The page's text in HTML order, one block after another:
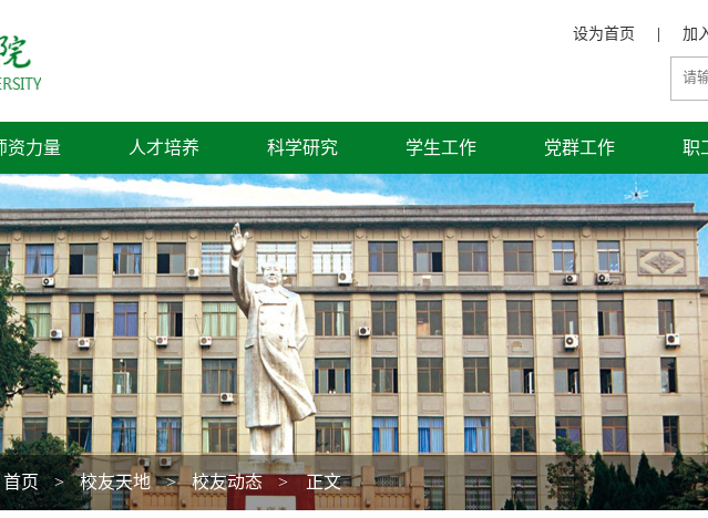
加
设为首页
资力量 人才培养 科学研究 学生工作 党群工作 职
首页 > 校友天地 > 校友动态 > 正文